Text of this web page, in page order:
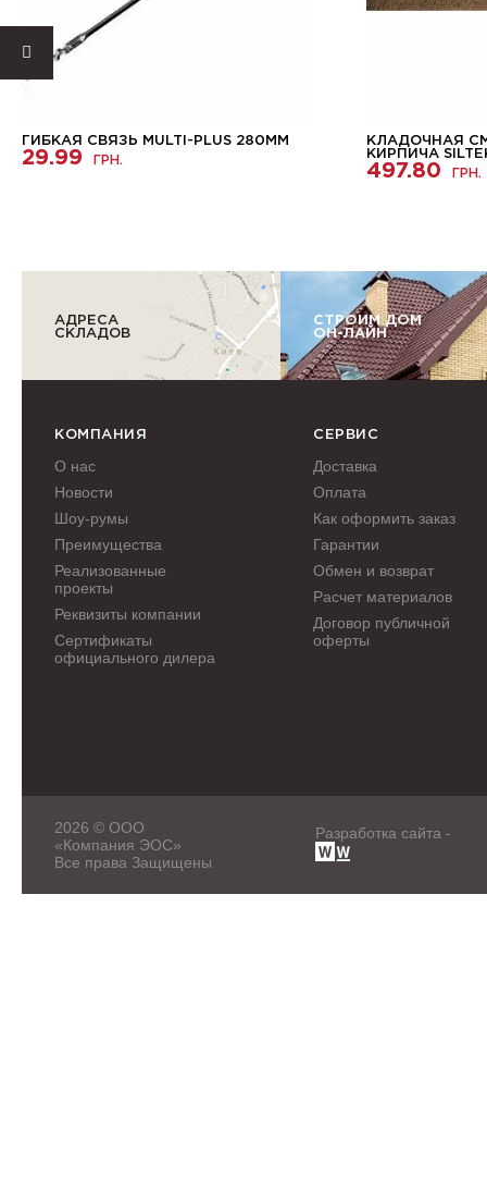
ГИБКАЯ СВЯЗЬ MULTI-PLUS 280ММ
29.99 ГРН.
КЛАДОЧНАЯ
КИРПИЧА
497.80 ГРН.
АДРЕСА
СКЛАДОВ
СТРОИМ ДОМ
ОН-ЛАЙН
КОМПАНИЯ
О нас
Новости
Шоу-румы
Преимущества
Реализованные
проекты
Реквизиты компании
Сертификаты
официального дилера
СЕРВИС
Доставка
Оплата
Как оформить заказ
Гарантии
Обмен и возврат
Расчет материалов
Договор публичной
оферты
2026 © ООО
«Компания ЭОС»
Все права Защищены
Разработка сайта -